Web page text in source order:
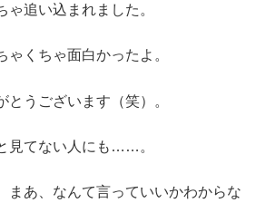
ゃ追い込まれました。
ゃくちゃ面白かったよ。
とうございます（笑）。
見てない人にも……。
まあ、なんて言っていいかわからな